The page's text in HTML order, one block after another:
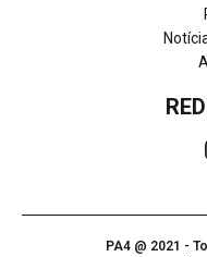
PA4 @ 2021 -